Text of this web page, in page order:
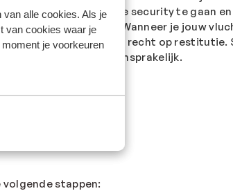
alle cookies. Als je
van cookies waar je
je voorkeuren
door de security te gaan
lopen. Wanneer je jouw
je geen recht op restitutie.
niet aansprakelijk.
stappen: